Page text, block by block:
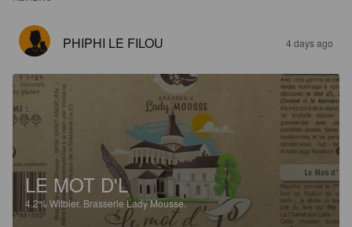
PHIPHI LE FILOU 4 days ago
LE MOT D'L
4.2% Witbier. Brasserie Lady Mousse.